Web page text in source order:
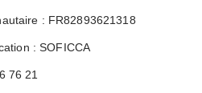
: FR82893621318
: SOFICCA
76 21